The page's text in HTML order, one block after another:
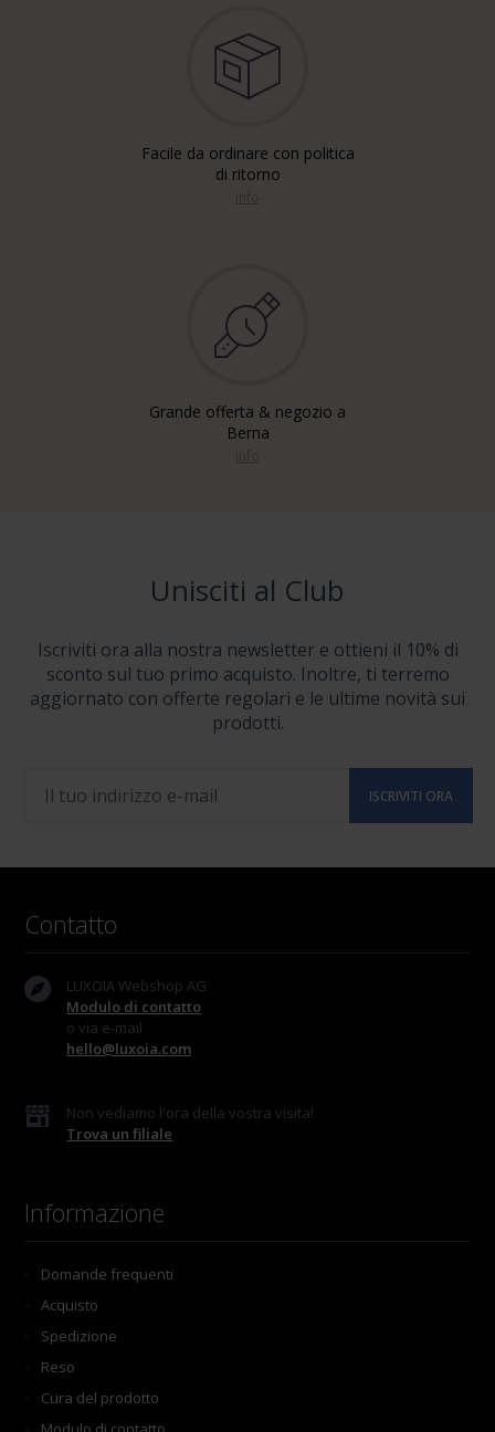
Facile da ordinare con politica
di ritorno
Grande offerta & negozio a
Berna
Unisciti al Club
Iscriviti ora alla nostra newsletter e ottieni il 10% di
sconto sul tuo primo acquisto. Inoltre, ti terremo
aggiornato con offerte regolari e le ultime novità sui
prodotti.
Contatto
LUXOIA Webshop AG
Modulo di contatto
o via e-mail
hello@luxoia.com
Non vediamo l'ora della vostra visita!
Trova un filiale
Informazione
Domande frequenti
Acquisto
Spedizione
Reso
Cura del prodotto